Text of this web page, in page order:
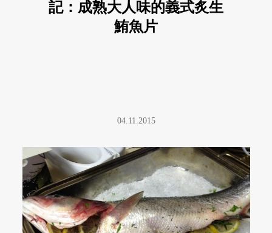
記：成熟大人味的義式炙生
鮪魚片
04.11.2015